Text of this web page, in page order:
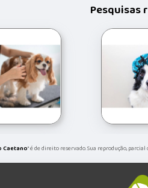
Pesquisas
Caetano" é de direito reservado. Sua reprodução,